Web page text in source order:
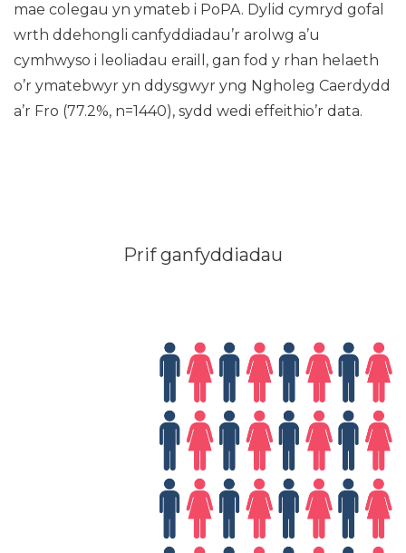
mae colegau yn ymateb i PoPA. Dylid cymryd gofal
wrth ddehongli canfyddiadau’r arolwg a’u
cymhwyso i leoliadau eraill, gan fod y rhan helaeth
o’r ymatebwyr yn ddysgwyr yng Ngholeg Caerdydd
a’r Fro (77.2%, n=1440), sydd wedi effeithio’r data.
Prif ganfyddiadau